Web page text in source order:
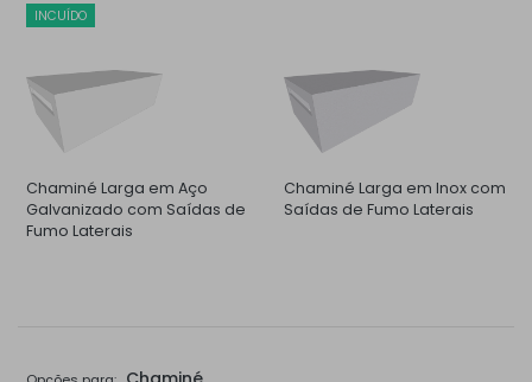
INCUÍDO
Chaminé Larga em Aço
Galvanizado com Saídas de
Fumo Laterais
Chaminé Larga em Inox com
Saídas de Fumo Laterais